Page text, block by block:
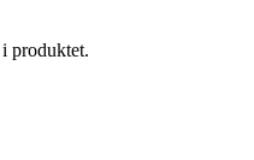
produktet.